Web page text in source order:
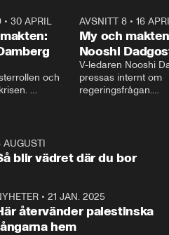
• 30 APRIL
och
och Makten.
AVSNITT 8• 16
My och
Nooshi
V-ledaren Nooshi
pressas internt om
regeringsfrågan.
– Vi ställer upp i val.
vara med så sitter vi
AUGUSTI
blir vädret där du bor
•21 JAN. 2025
återvänder palestinska
hem